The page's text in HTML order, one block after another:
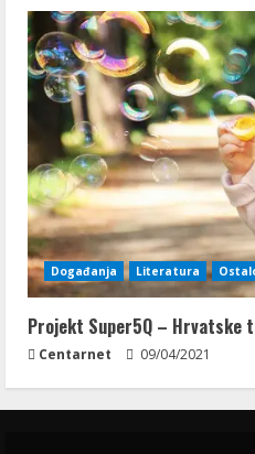
Događanja Literatura
Projekt Super5Q – Hrvatske
Centarnet 09/04/2021